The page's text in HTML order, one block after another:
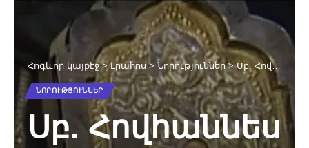
Հոգևոր կայքէջ>Լրահոս> Նորություններ>Սբ. Հովհաննես Մկրտչի մասունքարանը հուլիսի 3-ին դուրս կբերվի Մայր Աթոռի գանձատնից
ՆՈՐՈՒԹՅՈՒՆՆԵՐ
Սբ. Հովհաննես